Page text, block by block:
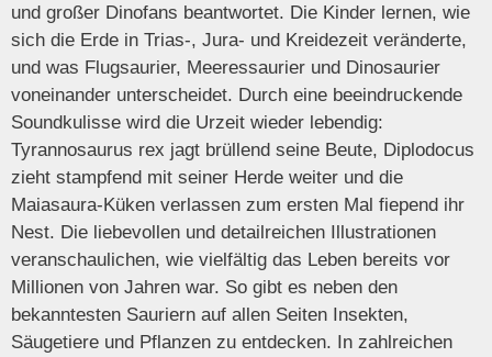
und großer Dinofans beantwortet. Die Kinder lernen, wie
sich die Erde in Trias-, Jura- und Kreidezeit veränderte,
und was Flugsaurier, Meeressaurier und Dinosaurier
voneinander unterscheidet. Durch eine beeindruckende
Soundkulisse wird die Urzeit wieder lebendig:
Tyrannosaurus rex jagt brüllend seine Beute, Diplodocus
zieht stampfend mit seiner Herde weiter und die
Maiasaura-Küken verlassen zum ersten Mal fiepend ihr
Nest. Die liebevollen und detailreichen Illustrationen
veranschaulichen, wie vielfältig das Leben bereits vor
Millionen von Jahren war. So gibt es neben den
bekanntesten Sauriern auf allen Seiten Insekten,
Säugetiere und Pflanzen zu entdecken. In zahlreichen